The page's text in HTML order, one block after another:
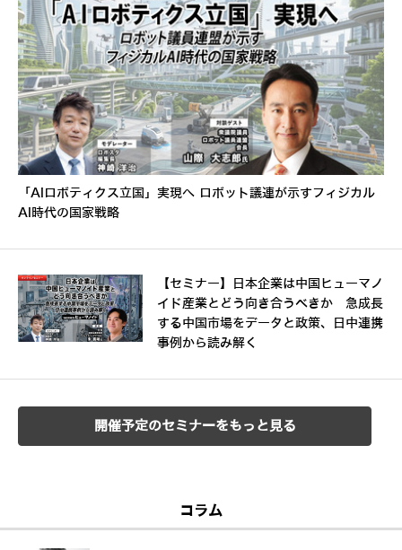
「AIロボティクス立国」実現へ ロボット議連が示すフィジカル
AI時代の国家戦略
【セミナー】日本企業は中国ヒューマノ
イド産業とどう向き合うべきか 急成長
する中国市場をデータと政策、日中連携
事例から読み解く
開催予定のセミナーをもっと見る
コラム